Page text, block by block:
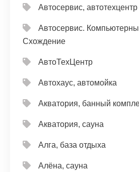
Автосервис, автотехцентр
Автосервис.
Схождение
АвтоТехЦентр
Автохаус, автомойка
Акватория, банный
Акватория, сауна
Алга, база отдыха
Алёна, сауна